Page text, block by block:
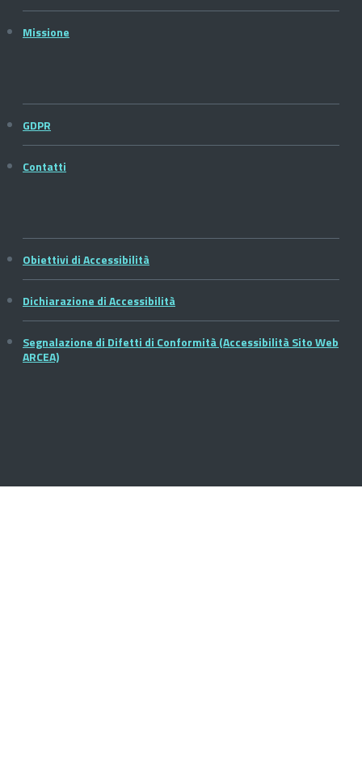
Missione
GDPR
Contatti
Obiettivi di Accessibilità
Dichiarazione di Accessibilità
Segnalazione di Difetti di Conformità (Accessibilità Sito Web
ARCEA)